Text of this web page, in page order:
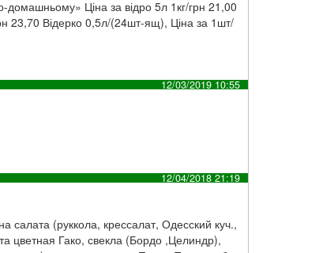
Ціна за відро 5л 1кг/грн 21,00
23,70 Відерко 0,5л/(24шт-ящ), Ціна за 1шт/
12/03/2019 10:55
12/04/2018 21:19
(руккола, крессалат, Одесский куч.,
цветная Гако, свекла (Бордо ,Целиндр),